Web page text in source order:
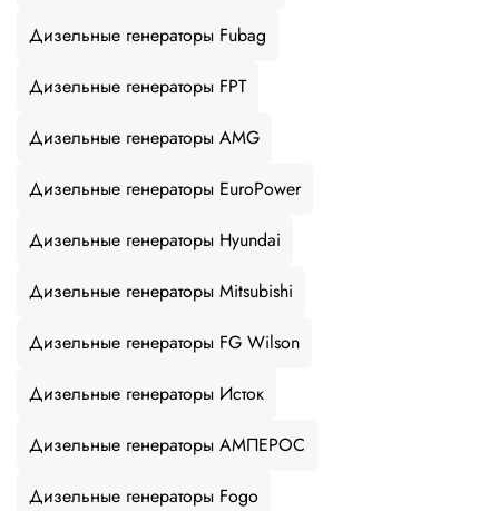
Дизельные генераторы Fubag
Дизельные генераторы FPT
Дизельные генераторы AMG
Дизельные генераторы EuroPower
Дизельные генераторы Hyundai
Дизельные генераторы Mitsubishi
Дизельные генераторы FG Wilson
Дизельные генераторы Исток
Дизельные генераторы АМПЕРОС
Дизельные генераторы Fogo